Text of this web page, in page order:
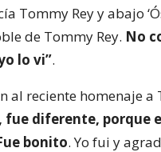
Tommy Rey y abajo
de Tommy Rey. No
lo vi”.
al reciente homenaje
fue diferente, porque
bonito. Yo fui y